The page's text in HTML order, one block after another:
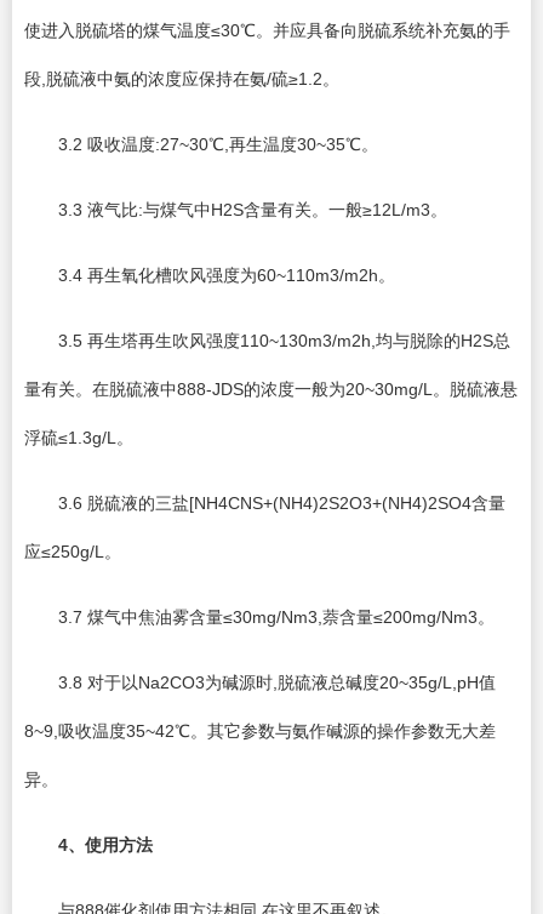
使进入脱硫塔的煤气温度≤30℃。并应具备向脱硫系统补充氨的手
段,脱硫液中氨的浓度应保持在氨/硫≥1.2。
3.2 吸收温度:27~30℃,再生温度30~35℃。
3.3 液气比:与煤气中H2S含量有关。一般≥12L/m3。
3.4 再生氧化槽吹风强度为60~110m3/m2h。
3.5 再生塔再生吹风强度110~130m3/m2h,均与脱除的H2S总
量有关。在脱硫液中888-JDS的浓度一般为20~30mg/L。脱硫液悬
浮硫≤1.3g/L。
3.6 脱硫液的三盐[NH4CNS+(NH4)2S2O3+(NH4)2SO4含量
应≤250g/L。
3.7 煤气中焦油雾含量≤30mg/Nm3,萘含量≤200mg/Nm3。
3.8 对于以Na2CO3为碱源时,脱硫液总碱度20~35g/L,pH值
8~9,吸收温度35~42℃。其它参数与氨作碱源的操作参数无大差
异。
4、使用方法